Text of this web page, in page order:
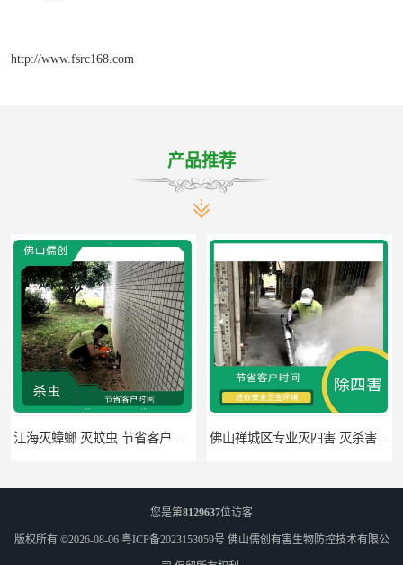
http://www.fsrc168.com
产品推荐
您是第8129637位访客
版权所有 ©2026-08-06 粤ICP备2023153059号 佛山儒创有害生物防控技术有限公